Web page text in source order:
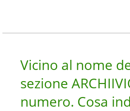
Vicino al nome
sezione
numero. Cosa